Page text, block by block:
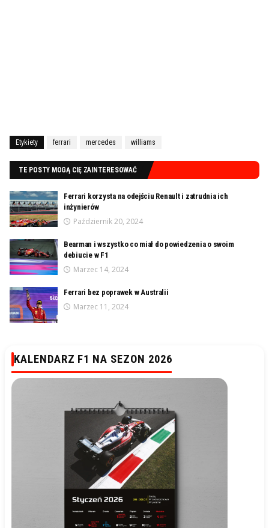
Etykiety ferrari mercedes williams
TE POSTY MOGĄ CIĘ ZAINTERESOWAĆ
Ferrari korzysta na odejściu Renault i zatrudnia ich
inżynierów
Październik 20, 2024
Bearman i wszystko co miał do powiedzenia o swoim
debiucie w F1
Marzec 14, 2024
Ferrari bez poprawek w Australii
Marzec 11, 2024
KALENDARZ F1 NA SEZON 2026